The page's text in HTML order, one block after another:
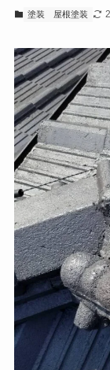
塗装 屋根塗装